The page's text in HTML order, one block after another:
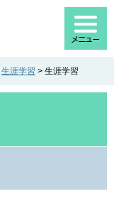
生涯学習 > 生涯学習